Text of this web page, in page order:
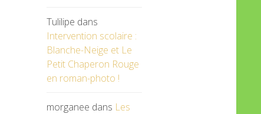
Tulilipe dans
Intervention scolaire :
Blanche-Neige et Le
Petit Chaperon Rouge
en roman-photo !
morganee dans Les